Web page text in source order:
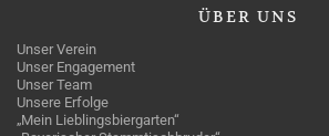
ÜBER UNS
Unser Verein
Unser Engagement
Unser Team
Unsere Erfolge
„Mein Lieblingsbiergarten“